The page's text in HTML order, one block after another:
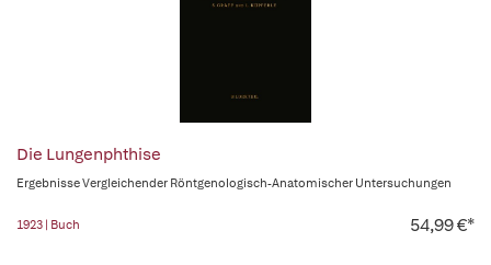
Die Lungenphthise
Ergebnisse Vergleichender Röntgenologisch-Anatomischer Untersuchungen
1923 | Buch 54,99 €*